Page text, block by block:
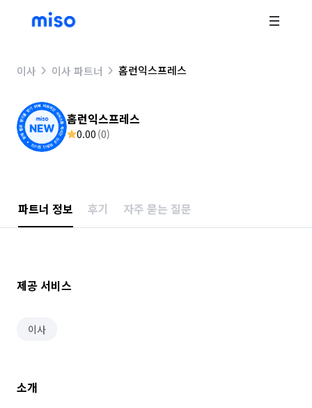
이사 이사 파트너 홈런익스프레스
홈런익스프레스
0.00 (0)
파트너 정보 후기 자주 묻는 질문
제공 서비스
이사
소개